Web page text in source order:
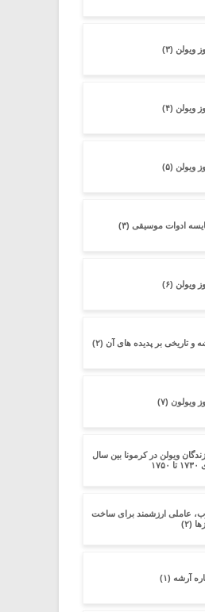
ویولن (۳)
ویولن (۴)
ویولن (۵)
ادوات موسیقی (۳)
ویولن (۶)
و تاریخی بر پدیده های آن (۲)
ویولون (۷)
ویولن در کرمونا بین سال
عاملی ارزشمند برای ساخت
(۲)
آرشه (۱)